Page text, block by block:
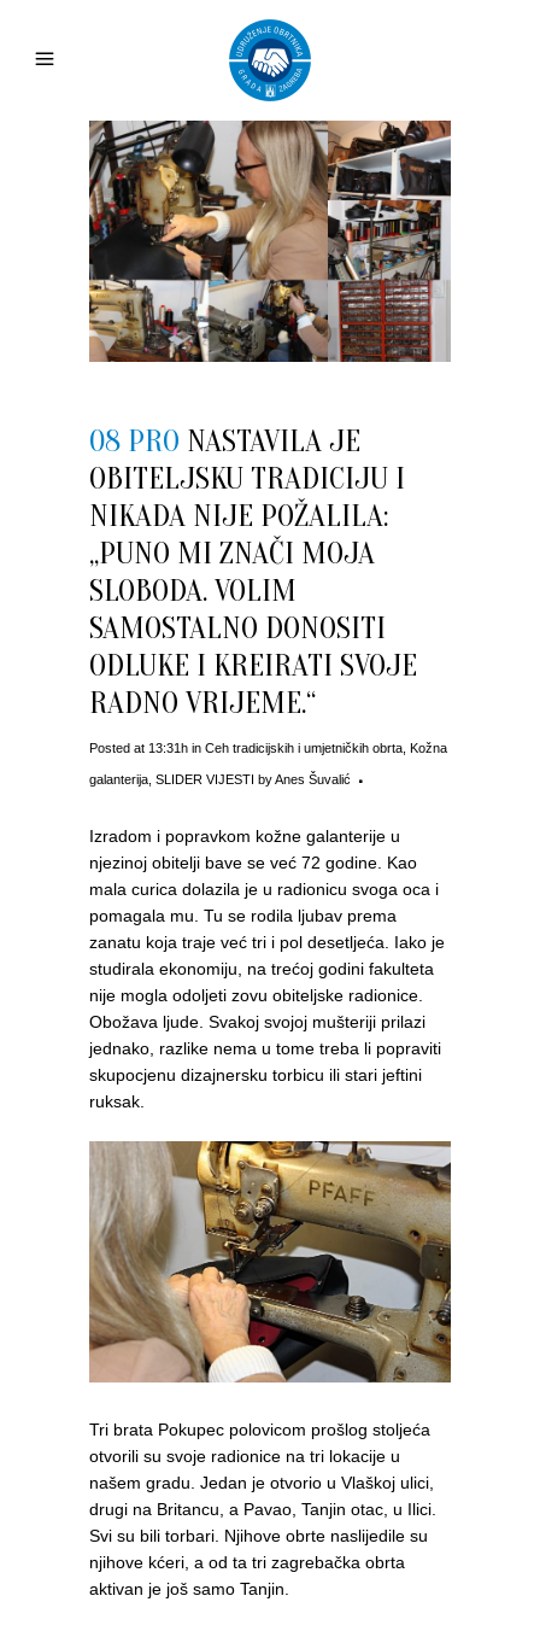
08 PRO NASTAVILA JE
OBITELJSKU TRADICIJU I
NIKADA NIJE POŽALILA:
„PUNO MI ZNAČI MOJA
SLOBODA. VOLIM
SAMOSTALNO DONOSITI
ODLUKE I KREIRATI SVOJE
RADNO VRIJEME.“
Posted at 13:31h in Ceh tradicijskih i umjetničkih obrta Kožna
galanterija SLIDER VIJESTI byAnes Šuvalić
Izradom i popravkom kožne galanterije u
njezinoj obitelji bave se već 72 godine. Kao
mala curica dolazila je u radionicu svoga oca i
pomagala mu. Tu se rodila ljubav prema
zanatu koja traje već tri i pol desetljeća. Iako je
studirala ekonomiju, na trećoj godini fakulteta
nije mogla odoljeti zovu obiteljske radionice.
Obožava ljude. Svakoj svojoj mušteriji prilazi
jednako, razlike nema u tome treba li popraviti
skupocjenu dizajnersku torbicu ili stari jeftini
ruksak.
Tri brata Pokupec polovicom prošlog stoljeća
otvorili su svoje radionice na tri lokacije u
našem gradu. Jedan je otvorio u Vlaškoj ulici,
drugi na Britancu, a Pavao, Tanjin otac, u Ilici.
Svi su bili torbari. Njihove obrte naslijedile su
njihove kćeri, a od ta tri zagrebačka obrta
aktivan je još samo Tanjin.